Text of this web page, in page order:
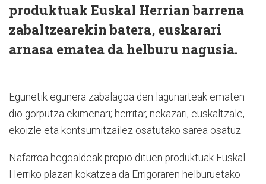
produktuak Euskal Herrian barrena
zabaltzearekin batera, euskarari
arnasa ematea da helburu nagusia.
Egunetik egunera zabalagoa den lagunarteak ematen
dio gorputza ekimenari; herritar, nekazari, euskaltzale,
ekoizle eta kontsumitzailez osatutako sarea osatuz.
Nafarroa hegoaldeak propio dituen produktuak Euskal
Herriko plazan kokatzea da Errigoraren helburuetako